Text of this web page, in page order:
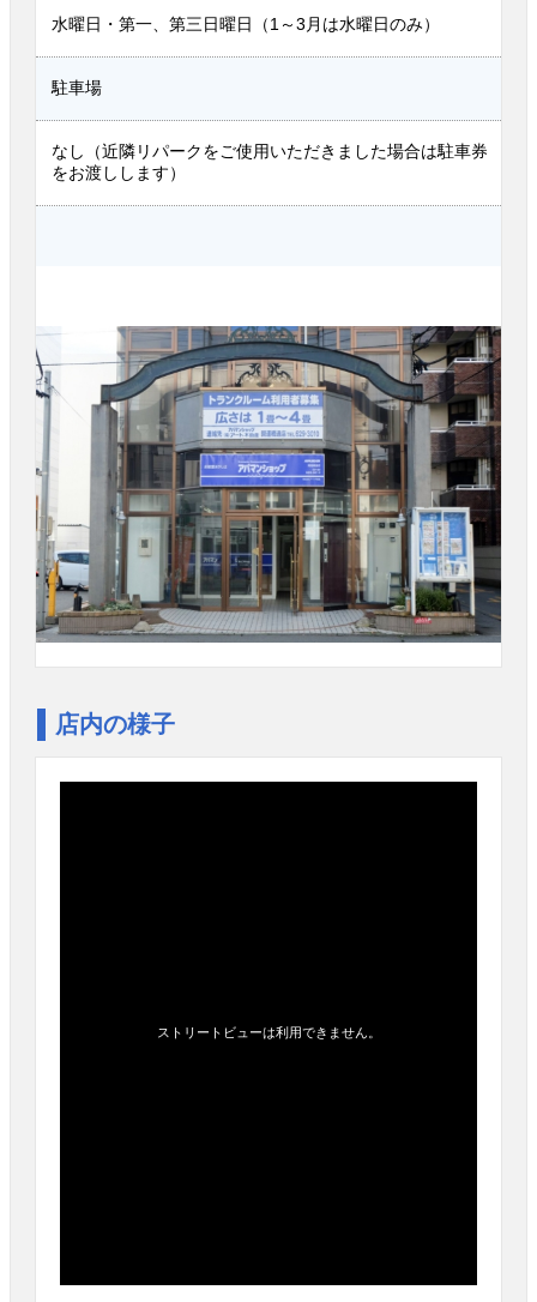
水曜日・第一、第三日曜日（1～3月は水曜日のみ）
駐車場
なし（近隣リパークをご使用いただきました場合は駐車券
をお渡しします）
店内の様子